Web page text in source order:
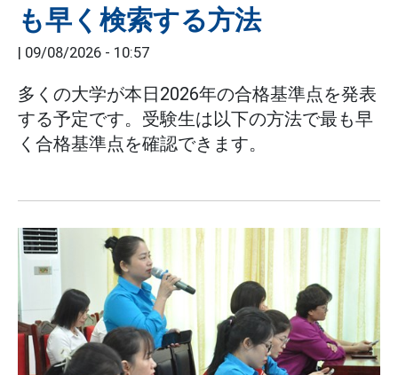
も早く検索する方法
09/08/2026 - 10:57
多くの大学が本日2026年の合格基準点を発表
する予定です。受験生は以下の方法で最も早
く合格基準点を確認できます。